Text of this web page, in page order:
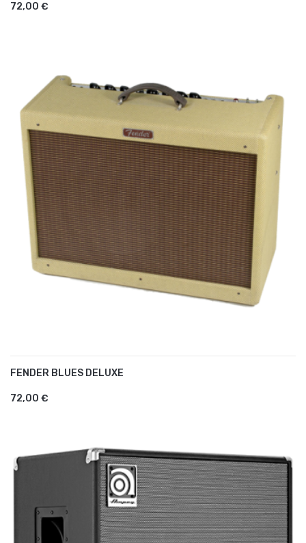
72,00 €
FENDER BLUES DELUXE
72,00 €